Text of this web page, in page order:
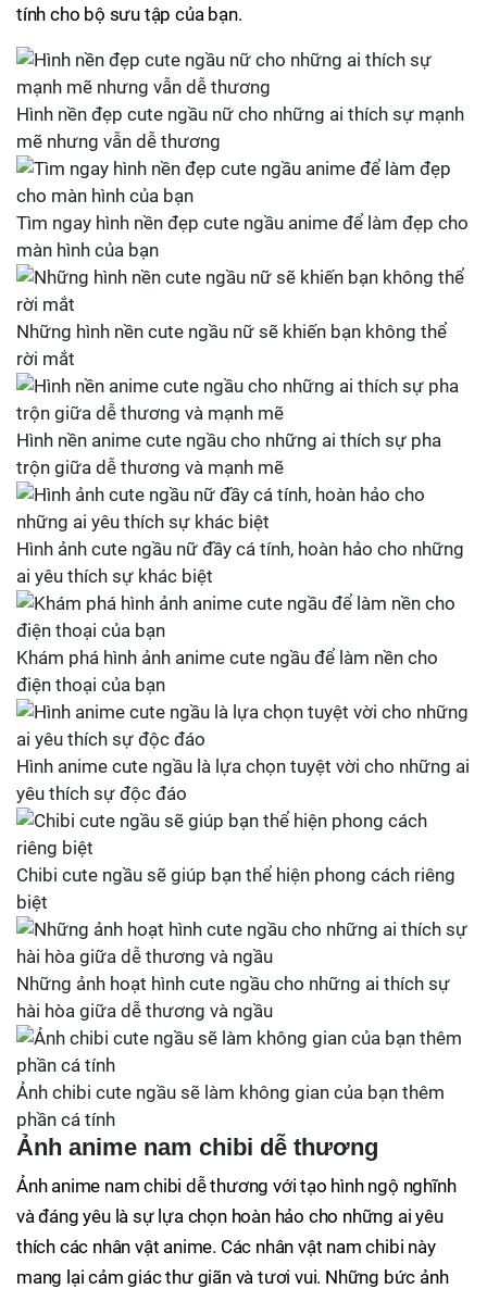
tính cho bộ sưu tập của bạn.
Hình nền đẹp cute ngầu nữ cho những ai thích sự mạnh
mẽ nhưng vẫn dễ thương
Tìm ngay hình nền đẹp cute ngầu anime để làm đẹp cho
màn hình của bạn
Những hình nền cute ngầu nữ sẽ khiến bạn không thể
rời mắt
Hình nền anime cute ngầu cho những ai thích sự pha
trộn giữa dễ thương và mạnh mẽ
Hình ảnh cute ngầu nữ đầy cá tính, hoàn hảo cho những
ai yêu thích sự khác biệt
Khám phá hình ảnh anime cute ngầu để làm nền cho
điện thoại của bạn
Hình anime cute ngầu là lựa chọn tuyệt vời cho những ai
yêu thích sự độc đáo
Chibi cute ngầu sẽ giúp bạn thể hiện phong cách riêng
biệt
Những ảnh hoạt hình cute ngầu cho những ai thích sự
hài hòa giữa dễ thương và ngầu
Ảnh chibi cute ngầu sẽ làm không gian của bạn thêm
phần cá tính
Ảnh anime nam chibi dễ thương
Ảnh anime nam chibi dễ thương với tạo hình ngộ nghĩnh
và đáng yêu là sự lựa chọn hoàn hảo cho những ai yêu
thích các nhân vật anime. Các nhân vật nam chibi này
mang lại cảm giác thư giãn và tươi vui. Những bức ảnh